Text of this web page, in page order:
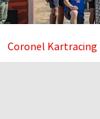
Coronel Kartracing